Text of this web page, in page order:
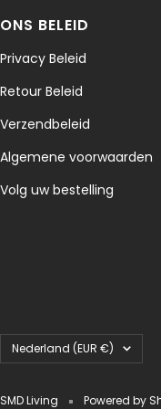
Sommige artikelen
maat gemaakte
gepersonaliseerde
cosmetica). Wij
stoffen, brandbare
contact met ons op als
Helaas kunnen wij geen
afgeprijsde artikelen of
De snelste manier om
hebt te retourneren en,
gewenste artikel.
Europese Unie – 14
ONS BELEID
Privacy Beleid
Retour Beleid
Verzendbeleid
Algemene voorwaarden
Volg uw bestelling
Land/regio
Nederland (EUR €)
SMD Living Powered by